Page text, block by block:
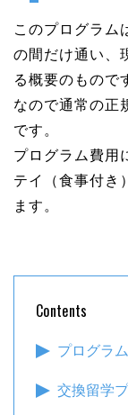
このプログラム
の間だけ通い、
る概要のもので
なので通常の正
です。
プログラム費用
テイ（食事付き
ます。
Contents
プログラ
交換留学